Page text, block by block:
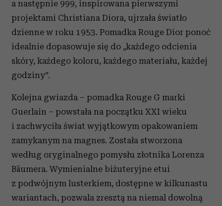
a następnie 999, inspirowana pierwszymi
projektami Christiana Diora, ujrzała światło
dzienne w roku 1953. Pomadka Rouge Dior ponoć
idealnie dopasowuje się do „każdego odcienia
skóry, każdego koloru, każdego materiału, każdej
godziny”.
Kolejna gwiazda – pomadka Rouge G marki
Guerlain – powstała na początku XXI wieku
i zachwyciła świat wyjątkowym opakowaniem
zamykanym na magnes. Została stworzona
według oryginalnego pomysłu złotnika Lorenza
Bäumera. Wymienialne biżuteryjne etui
z podwójnym lusterkiem, dostępne w kilkunastu
wariantach, pozwala zresztą na niemal dowolną